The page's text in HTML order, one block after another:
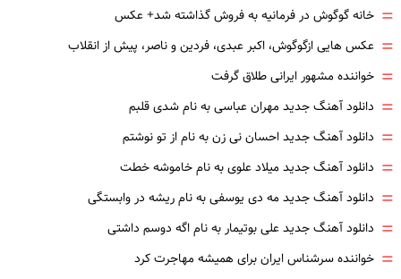
= خانه گوگوش در فرمانیه به فروش گذاشته شد+ عکس
= عکس هایی ازگوگوش، اکبر عبدی، فردین و ناصر، پیش از انقلاب
= خواننده مشهور ایرانی طلاق گرفت
= دانلود آهنگ جدید مهران عباسی به نام شدی قلبم
= دانلود آهنگ جدید احسان نی زن به نام از تو نوشتم
= دانلود آهنگ جدید میلاد علوی به نام خاموشه خطت
= دانلود آهنگ جدید مه دی یوسفی به نام ریشه در وابستگی
= دانلود آهنگ جدید علی بوتیمار به نام اگه دوسم داشتی
= خواننده سرشناس ایران برای همیشه مهاجرت کرد